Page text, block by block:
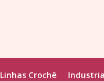
Linhas Crochê